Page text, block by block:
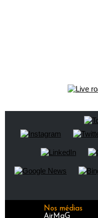
Nos médias
AirMaG